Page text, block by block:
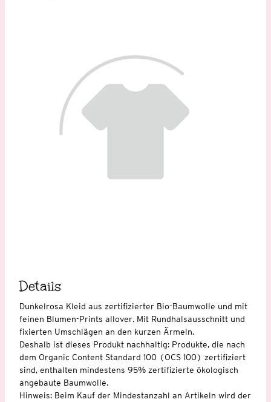
Details
Dunkelrosa Kleid aus zertifizierter Bio-Baumwolle und mit
feinen Blumen-Prints allover. Mit Rundhalsausschnitt und
fixierten Umschlägen an den kurzen Ärmeln.
Deshalb ist dieses Produkt nachhaltig: Produkte, die nach
dem Organic Content Standard 100 (OCS 100) zertifiziert
sind, enthalten mindestens 95% zertifizierte ökologisch
angebaute Baumwolle.
Hinweis: Beim Kauf der Mindestanzahl an Artikeln wird der